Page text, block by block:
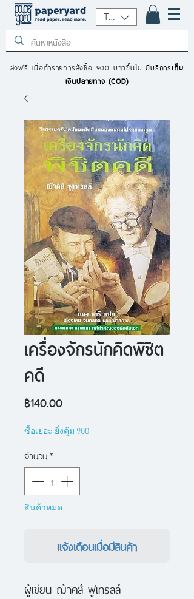
THB (฿)
ส่งฟรี เมื่อทำรายการสั่งซื้อ 900 บาทขึ้นไปมีบริการเก็บ
เงินปลายทาง (COD)
เครื่องจักรนักคิดพิชิต
คดี
฿140.00ราคา
ซื้อเยอะ ยิ่งคุ้ม 900
จำนวน*
สินค้าหมด
แจ้งเตือนเมื่อมีสินค้า
ผู้เขียน ฌ้าคส์ ฟูเทรลล์